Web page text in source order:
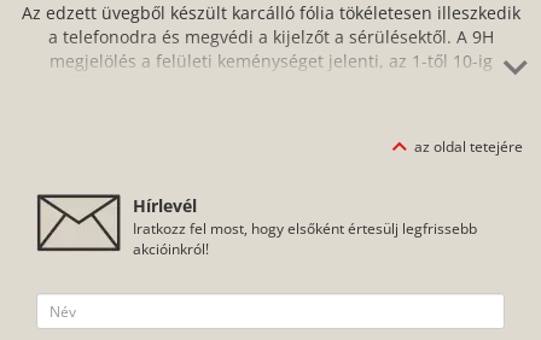
Az edzett üvegből készült karcálló fólia tökéletesen illeszkedik
a telefonodra és megvédi a kijelzőt a sérülésektől. A 9H
megjelölés a felületi keménységet jelenti, az 1-től 10-ig
protektornak a védelem mellett számos előnye van: nem
az oldal tetejére
Hírlevél
Iratkozz fel most, hogy elsőként értesülj legfrissebb
akcióinkról!